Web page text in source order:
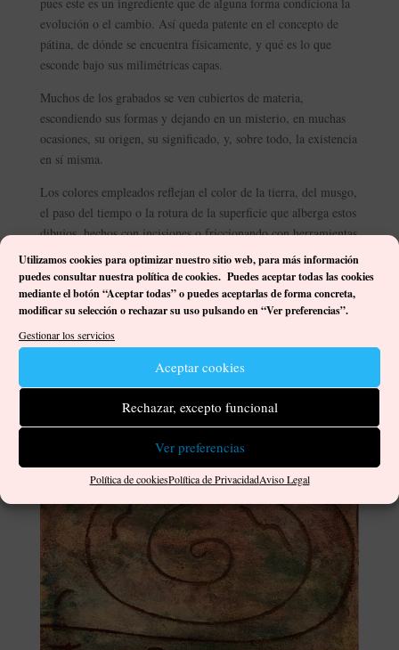
Utilizamos cookies para optimizar nuestro sitio web, para más información
puedes consultar nuestra política de cookies. Puedes aceptar todas las cookies
mediante el botón “Aceptar todas” o puedes aceptarlas de forma concreta,
modificar su selección o rechazar su uso pulsando en “Ver preferencias”.
Gestionar los servicios
Aceptar cookies
Rechazar, excepto funcional
Ver preferencias
Política de cookiesPolítica de PrivacidadAviso Legal
evolución o el cambio. Así queda patente en el concepto de
pátina, de dónde se encuentra físicamente, y qué es lo que
esconde bajo sus milimétricas capas.
Muchos de los grabados se ven cubiertos de materia,
escondiendo sus formas y dejando en un misterio, en muchas
ocasiones, su origen, su significado, y, sobre todo, la existencia
en sí misma.
Los colores empleados reflejan el color de la tierra, del musgo,
el paso del tiempo o la rotura de la superficie que alberga estos
dibujos, hechos con incisiones o friccionando con herramientas
primitivas. ¿Quién pudo hacer estas marcas sobre la roca?
¿Qué significado tendrían para sus creadores y congéneres?
Misterios sin desvelar, conocimiento perdido, tal vez.
cómo pudieron haber sido esos aborígenes canarios, qué les
motivaba y por qué se vieron en la necesidad de grabar o de
comunicarse con otros a través de este tipo de expresión. Arte
puro, libre, en plena naturaleza.